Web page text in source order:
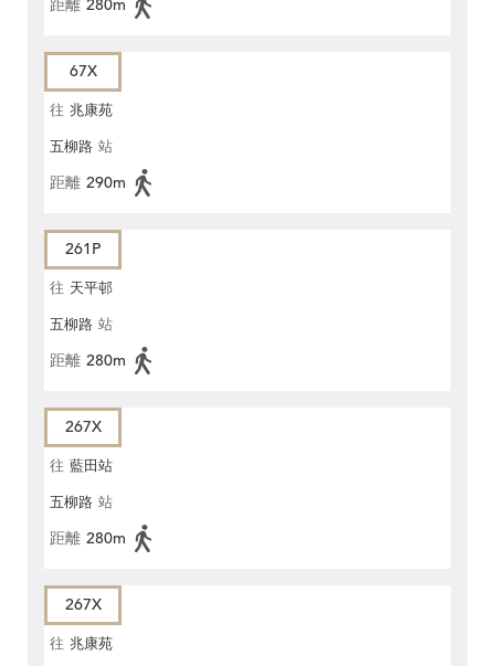
距離 280m
67X
往 兆康苑
五柳路 站
距離 290m
261P
往 天平邨
五柳路 站
距離 280m
267X
往 藍田站
五柳路 站
距離 280m
267X
往 兆康苑